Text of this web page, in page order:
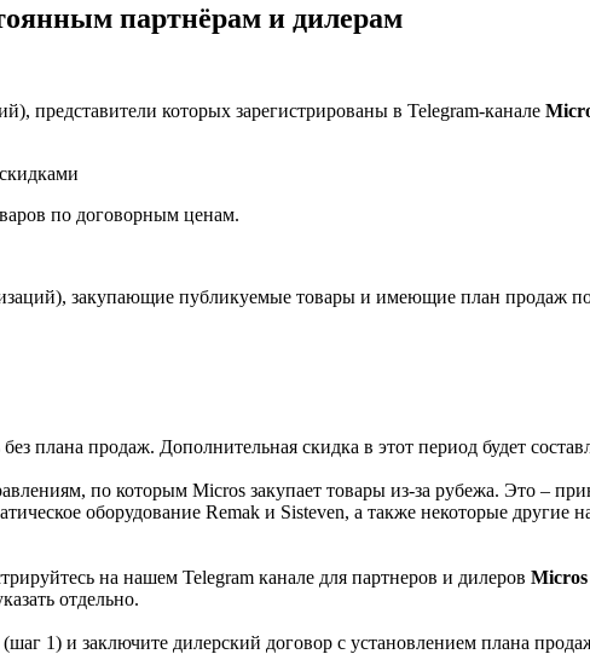
партнёрам и дилерам
представители которых зарегистрированы в Telegram-канале
по договорным ценам.
закупающие публикуемые товары и имеющие план продаж по
плана продаж. Дополнительная скидка в этот период будет
по которым Micros закупает товары из-за рубежа. Это –
оборудование Remak и Sisteven, а также некоторые другие
на нашем Telegram канале для партнеров и дилеров
отдельно.
1) и заключите дилерский договор с установлением плана